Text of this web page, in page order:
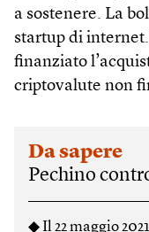
a sostenere. La
startup di
finanziato
criptovalute non
Da sapere
Pechino
◆ Il 22 maggio